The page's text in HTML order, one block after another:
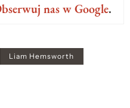
nas w Google.
Liam Hemsworth